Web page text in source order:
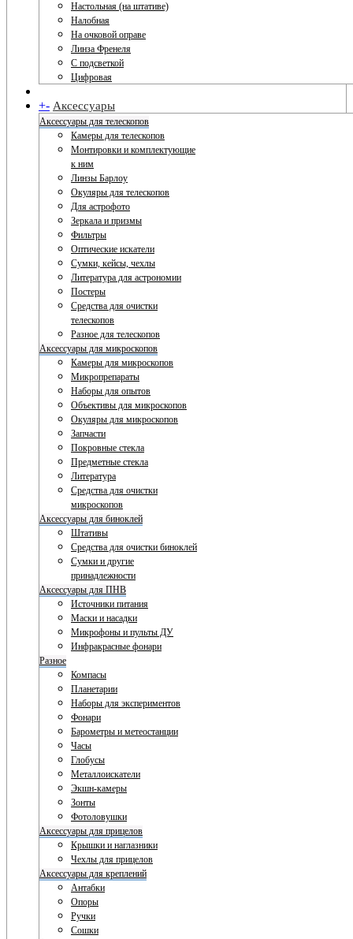
Настольная (на штативе)
Налобная
На очковой оправе
Линза Френеля
С подсветкой
Цифровая
+- Аксессуары
Аксессуары для телескопов
Камеры для телескопов
Монтировки и комплектующие
к ним
Линзы Барлоу
Окуляры для телескопов
Для астрофото
Зеркала и призмы
Фильтры
Оптические искатели
Сумки, кейсы, чехлы
Литература для астрономии
Постеры
Средства для очистки
телескопов
Разное для телескопов
Аксессуары для микроскопов
Камеры для микроскопов
Микропрепараты
Наборы для опытов
Объективы для микроскопов
Окуляры для микроскопов
Запчасти
Покровные стекла
Предметные стекла
Литература
Средства для очистки
микроскопов
Аксессуары для биноклей
Штативы
Средства для очистки биноклей
Сумки и другие
принадлежности
Аксессуары для ПНВ
Источники питания
Маски и насадки
Микрофоны и пульты ДУ
Инфракрасные фонари
Разное
Компасы
Планетарии
Наборы для экспериментов
Фонари
Барометры и метеостанции
Часы
Глобусы
Металлоискатели
Экшн-камеры
Зонты
Фотоловушки
Аксессуары для прицелов
Крышки и наглазники
Чехлы для прицелов
Аксессуары для креплений
Антабки
Опоры
Ручки
Сошки